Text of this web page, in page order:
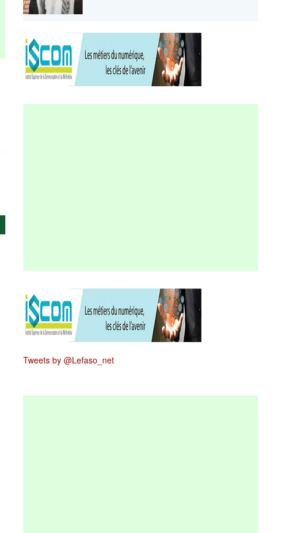
Tweets by @Lefaso_net